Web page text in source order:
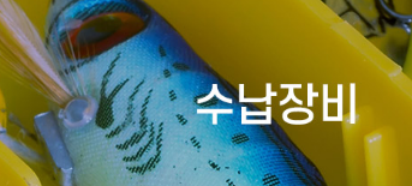
키우라 K-803 메탈 바이
4
델리리그 2세대 발명특허
5 YL피싱 열린산업 이카
6 제로링크 링크 싱커 프리